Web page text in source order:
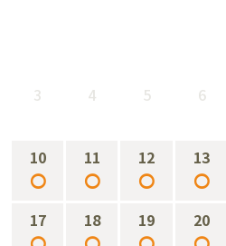
3 4 5 6
10
○
11
○
12
○
13
○
17 18 19 20